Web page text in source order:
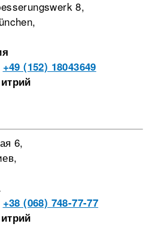
8,
+49 (152) 18043649
6,
+38 (068) 748-77-77